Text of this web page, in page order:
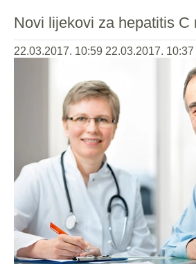
Novi lijekovi za hepatitis
22.03.2017. 10:59 22.03.2017. 10:37